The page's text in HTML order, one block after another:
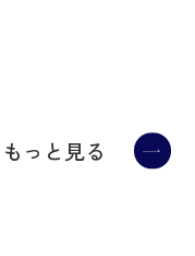
もっと見る